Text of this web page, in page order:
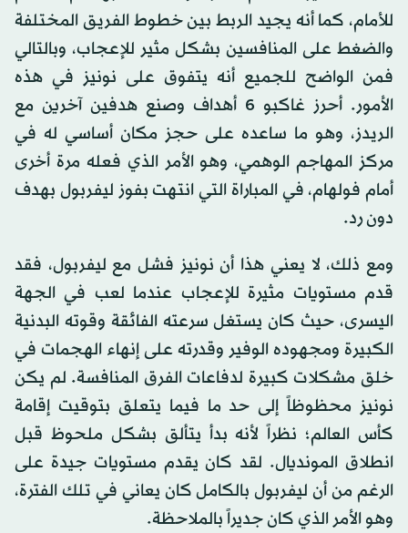
للأمام، كما أنه يجيد الربط بين خطوط الفريق المختلفة
والضغط على المنافسين بشكل مثير للإعجاب، وبالتالي
فمن الواضح للجميع أنه يتفوق على نونيز في هذه
الأمور. أحرز غاكبو 6 أهداف وصنع هدفين آخرين مع
الريدز، وهو ما ساعده على حجز مكان أساسي له في
مركز المهاجم الوهمي، وهو الأمر الذي فعله مرة أخرى
أمام فولهام، في المباراة التي انتهت بفوز ليفربول بهدف
دون رد.
ومع ذلك، لا يعني هذا أن نونيز فشل مع ليفربول، فقد
قدم مستويات مثيرة للإعجاب عندما لعب في الجهة
اليسرى، حيث كان يستغل سرعته الفائقة وقوته البدنية
الكبيرة ومجهوده الوفير وقدرته على إنهاء الهجمات في
خلق مشكلات كبيرة لدفاعات الفرق المنافسة. لم يكن
نونيز محظوظاً إلى حد ما فيما يتعلق بتوقيت إقامة
كأس العالم؛ نظراً لأنه بدأ يتألق بشكل ملحوظ قبل
انطلاق المونديال. لقد كان يقدم مستويات جيدة على
الرغم من أن ليفربول بالكامل كان يعاني في تلك الفترة،
وهو الأمر الذي كان جديراً بالملاحظة.